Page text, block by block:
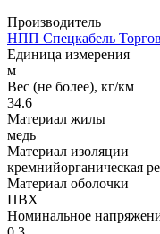
Производитель
НПП Спецкабель
Единица измерения
м
Вес (не более), кг/км
34.6
Материал жилы
медь
Материал изоляции
кремнийорганическая
Материал оболочки
ПВХ
Номинальное